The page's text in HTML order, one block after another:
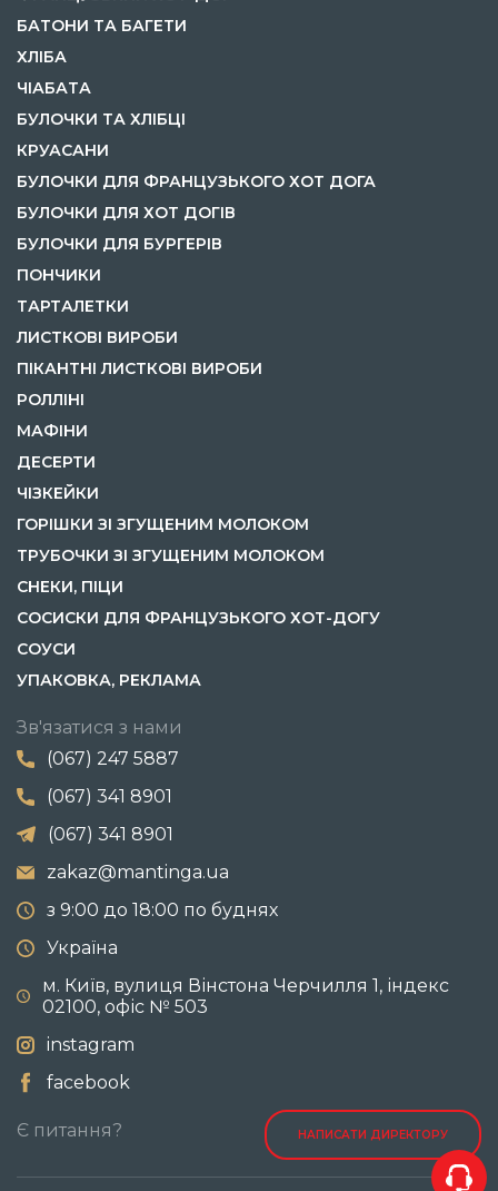
БАТОНИ ТА БАГЕТИ
ХЛІБА
ЧІАБАТА
БУЛОЧКИ ТА ХЛІБЦІ
КРУАСАНИ
БУЛОЧКИ ДЛЯ ФРАНЦУЗЬКОГО ХОТ ДОГА
БУЛОЧКИ ДЛЯ ХОТ ДОГІВ
БУЛОЧКИ ДЛЯ БУРГЕРІВ
ПОНЧИКИ
ТАРТАЛЕТКИ
ЛИСТКОВІ ВИРОБИ
ПІКАНТНІ ЛИСТКОВІ ВИРОБИ
РОЛЛІНІ
МАФІНИ
ДЕСЕРТИ
ЧІЗКЕЙКИ
ГОРІШКИ ЗІ ЗГУЩЕНИМ МОЛОКОМ
ТРУБОЧКИ ЗІ ЗГУЩЕНИМ МОЛОКОМ
СНЕКИ, ПІЦИ
СОСИСКИ ДЛЯ ФРАНЦУЗЬКОГО ХОТ-ДОГУ
СОУСИ
УПАКОВКА, РЕКЛАМА
Зв'язатися з нами
(067) 247 5887
(067) 341 8901
(067) 341 8901
zakaz@mantinga.ua
з 9:00 до 18:00 по буднях
Україна
м. Київ, вулиця Вінстона Черчилля 1, індекс
02100, офіс № 503
instagram
facebook
Є питання? НАПИСАТИ ДИРЕКТОРУ